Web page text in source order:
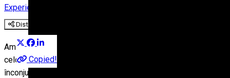
Experiences
Distribuie
Copied!
Am avut un vis, acela de a oferi prietenilor posibilitatea de a-
celor care mă aleg pe mine, posibilitatea de a se bucura de
înconjurător.